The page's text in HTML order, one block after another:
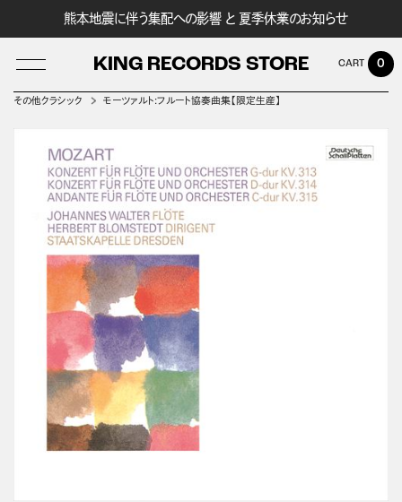
熊本地震に伴う集配への影響 と 夏季休業のお知らせ
KING RECORDS STORE
LOG IN
0
その他クラシック モーツァルト:フルート協奏曲集【限定生産】